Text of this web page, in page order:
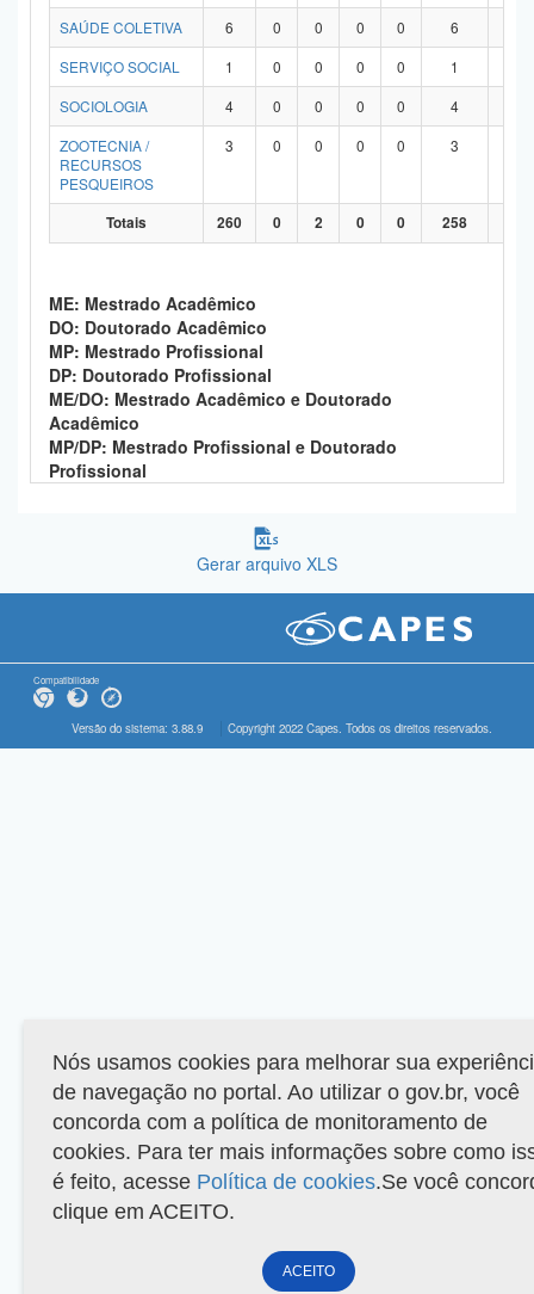
SAÚDE COLETIVA
6 0 0 0 0 6
SERVIÇO SOCIAL
1 0 0 0 0 1
SOCIOLOGIA
4 0 0 0 0 4
ZOOTECNIA /
RECURSOS
PESQUEIROS
3 0 0 0 0 3
Totais 260 0 2 0 0 258
ME: Mestrado Acadêmico
DO: Doutorado Acadêmico
MP: Mestrado Profissional
DP: Doutorado Profissional
ME/DO: Mestrado Acadêmico e Doutorado
Acadêmico
MP/DP: Mestrado Profissional e Doutorado
Profissional
Gerar arquivo XLS
Compatibilidade
Versão do sistema: 3.88.9 Copyright 2022 Capes. Todos os direitos reservados.
Nós usamos cookies para melhorar sua
de navegação no portal. Ao utilizar o gov.br, você
concorda com a política de monitoramento de
cookies. Para ter mais informações sobre como
é feito, acesse Política de cookies.Se você
clique em ACEITO.
ACEITO